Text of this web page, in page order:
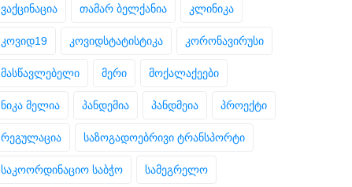
ვაქცინაცია თამარ ბელქანია კლინიკა
კოვიდ19 კოვიდსტატისტიკა კორონავირუსი
მასწავლებელი მერი მოქალაქეები
ნიკა მელია პანდემია პანდმეია პროექტი
რეგულაცია საზოგადოებრივი ტრანსპორტი
საკოორდინაციო საბჭო სამეგრელო